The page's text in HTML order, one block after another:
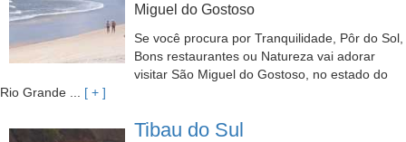
Miguel do Gostoso
Se você procura por Tranquilidade, Pôr do Sol,
Bons restaurantes ou Natureza vai adorar
visitar São Miguel do Gostoso, no estado do
Rio Grande ... [ + ]
Tibau do Sul